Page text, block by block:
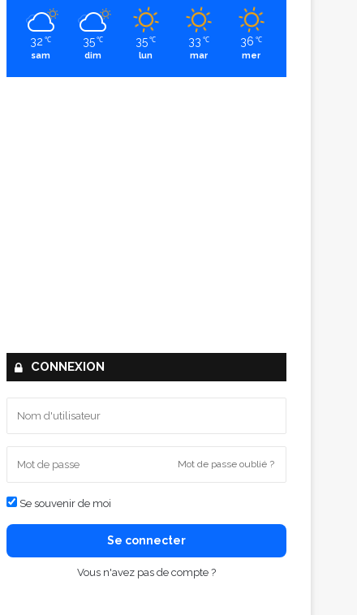
32 ℃
sam
35 ℃
dim
35 ℃
lun
33 ℃
mar
36 ℃
mer
CONNEXION
Mot de passe oublié ?
Se souvenir de moi
Se connecter
Vous n'avez pas de compte ?